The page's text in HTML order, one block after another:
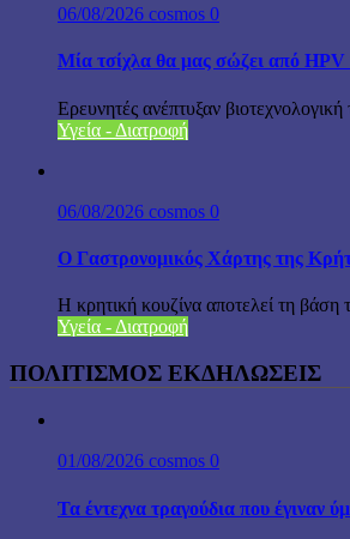
06/08/2026 cosmos 0
Μία τσίχλα θα μας σώζει από HPV
Ερευνητές ανέπτυξαν
Υγεία - Διατροφή
06/08/2026 cosmos 0
Ο Γαστρονομικός Χάρτης της
Η κρητική κουζίνα αποτελεί τη βάση
Υγεία - Διατροφή
ΠΟΛΙΤΙΣΜΟΣ ΕΚΔΗΛΩΣΕΙΣ
01/08/2026 cosmos 0
Τα έντεχνα τραγούδια που έγιναν